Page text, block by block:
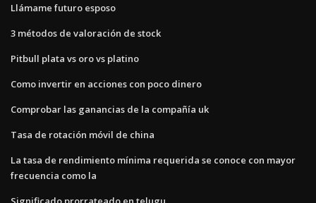
Llámame futuro esposo
3 métodos de valoración de stock
Pitbull plata vs oro vs platino
Como invertir en acciones con poco dinero
Comprobar las ganancias de la compañía uk
Tasa de rotación móvil de china
La tasa de rendimiento mínima requerida se conoce con mayor
frecuencia como la